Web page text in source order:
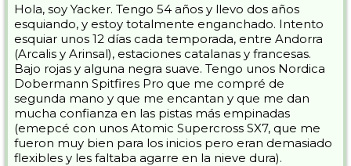
Hola, soy Yacker. Tengo 54 años y llevo dos años
esquiando, y estoy totalmente enganchado. Intento
esquiar unos 12 días cada temporada, entre Andorra
(Arcalis y Arinsal), estaciones catalanas y francesas.
Bajo rojas y alguna negra suave. Tengo unos Nordica
Dobermann Spitfires Pro que me compré de
segunda mano y que me encantan y que me dan
mucha confianza en las pistas más empinadas
(emepcé con unos Atomic Supercross SX7, que me
fueron muy bien para los inicios pero eran demasiado
flexibles y les faltaba agarre en la nieve dura).